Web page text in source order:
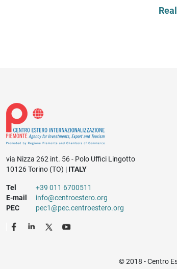
via Nizza 262 int. 56 - Polo Uffici Lingotto
10126 Torino (TO) | ITALY
Tel
+39 011 6700511
E-mail
info@centroestero.org
PEC
pec1@pec.centroestero.org
© 2018 - Centro